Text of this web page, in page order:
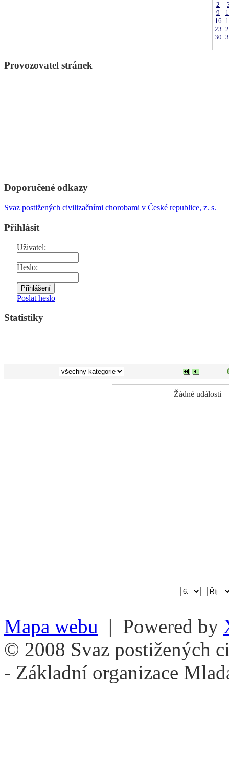
2
9
16
23
30
Provozovatel stránek
Doporučené odkazy
Svaz postižených civilizačními chorobami v České republice, z. s.
Přihlásit
Uživatel:
Heslo:
Poslat heslo
Statistiky
Žádné události
Mapa webu | Powered by
© 2008 Svaz postižených
- Základní organizace